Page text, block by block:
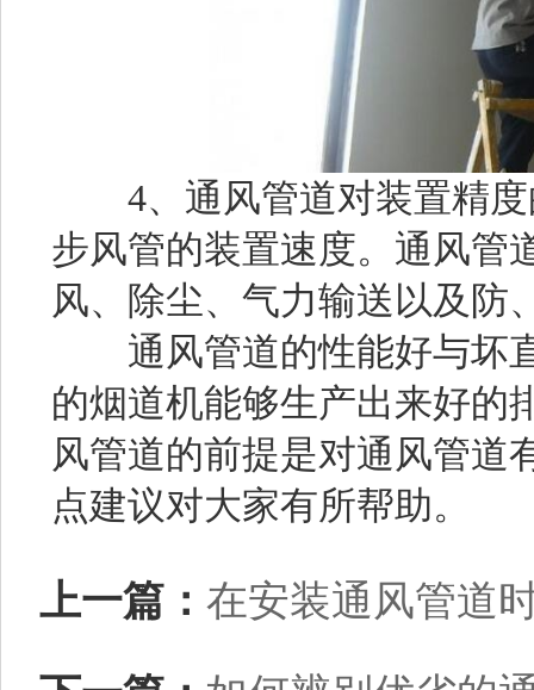
4、通风管道对装置精度
步风管的装置速度。通风管
风、除尘、气力输送以及防
通风管道的性能好与坏
的烟道机能够生产出来好的
风管道的前提是对通风管道
点建议对大家有所帮助。
上一篇： 在安装通风管道